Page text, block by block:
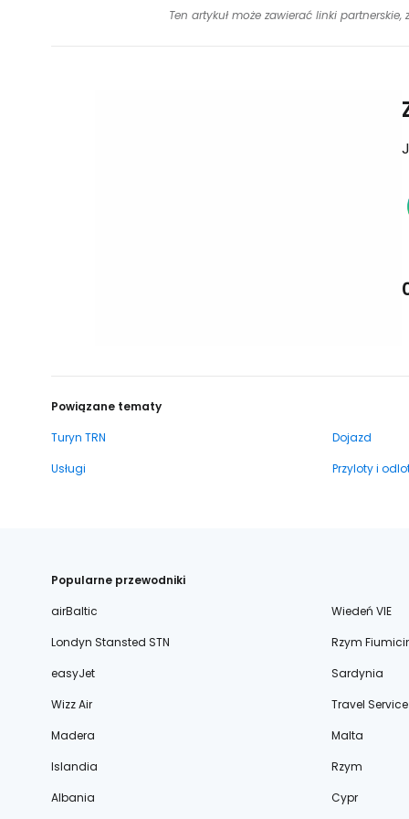
Ten artykuł może zawierać linki
Powiązane tematy
Turyn TRN
Dojazd
Usługi
Przyloty i
Popularne przewodniki
airBaltic
Wiedeń VIE
Londyn Stansted STN
Rzym
easyJet
Sardynia
Wizz Air
Travel Service
Madera
Malta
Islandia
Rzym
Albania
Cypr